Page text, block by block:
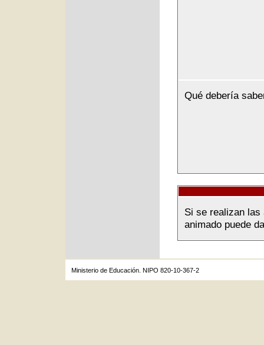
Qué debería
Si se realizan las
animado puede
Ministerio de Educación. NIPO 820-10-367-2